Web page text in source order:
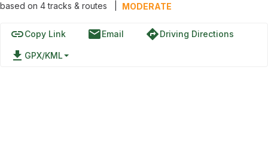
based on 4tracks & routes MODERATE
linkCopy Link emailEmail directionsDriving Directions
file_download GPX/KML